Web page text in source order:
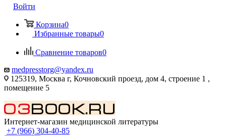
Войти
Корзина0
Избранные товары0
Сравнение товаров0
medpresstorg@yandex.ru
125319, Москва г, Кочновский проезд, дом 4, строение 1 ,
помещение 5
Интернет-магазин медицинской литературы
+7 (966) 304-40-85